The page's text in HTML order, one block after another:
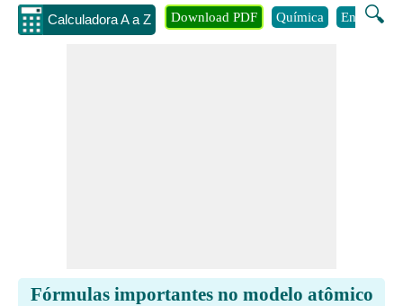
Calculadora A a Z 🔍
Download PDF Química
Fórmulas importantes no modelo atômico